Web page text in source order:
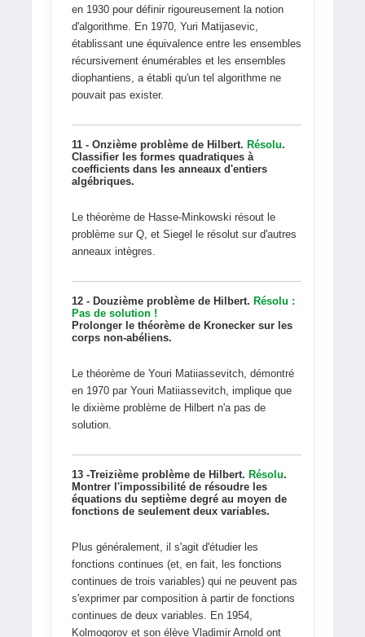
en 1930 pour définir rigoureusement la notion
d'algorithme. En 1970, Yuri Matijasevic,
établissant une équivalence entre les ensembles
récursivement énumérables et les ensembles
diophantiens, a établi qu'un tel algorithme ne
pouvait pas exister.
11 - Onzième problème de Hilbert. Résolu.
Classifier les formes quadratiques à
coefficients dans les anneaux d'entiers
algébriques.
Le théorème de Hasse-Minkowski résout le
problème sur Q, et Siegel le résolut sur d'autres
anneaux intègres.
12 - Douzième problème de Hilbert. Résolu :
Pas de solution !
Prolonger le théorème de Kronecker sur les
corps non-abéliens.
Le théorème de Youri Matiiassevitch, démontré
en 1970 par Youri Matiiassevitch, implique que
le dixième problème de Hilbert n'a pas de
solution.
13 -Treizième problème de Hilbert. Résolu.
Montrer l'impossibilité de résoudre les
équations du septième degré au moyen de
fonctions de seulement deux variables.
Plus généralement, il s'agit d'étudier les
fonctions continues (et, en fait, les fonctions
continues de trois variables) qui ne peuvent pas
s'exprimer par composition à partir de fonctions
continues de deux variables. En 1954,
Kolmogorov et son élève Vladimir Arnold ont